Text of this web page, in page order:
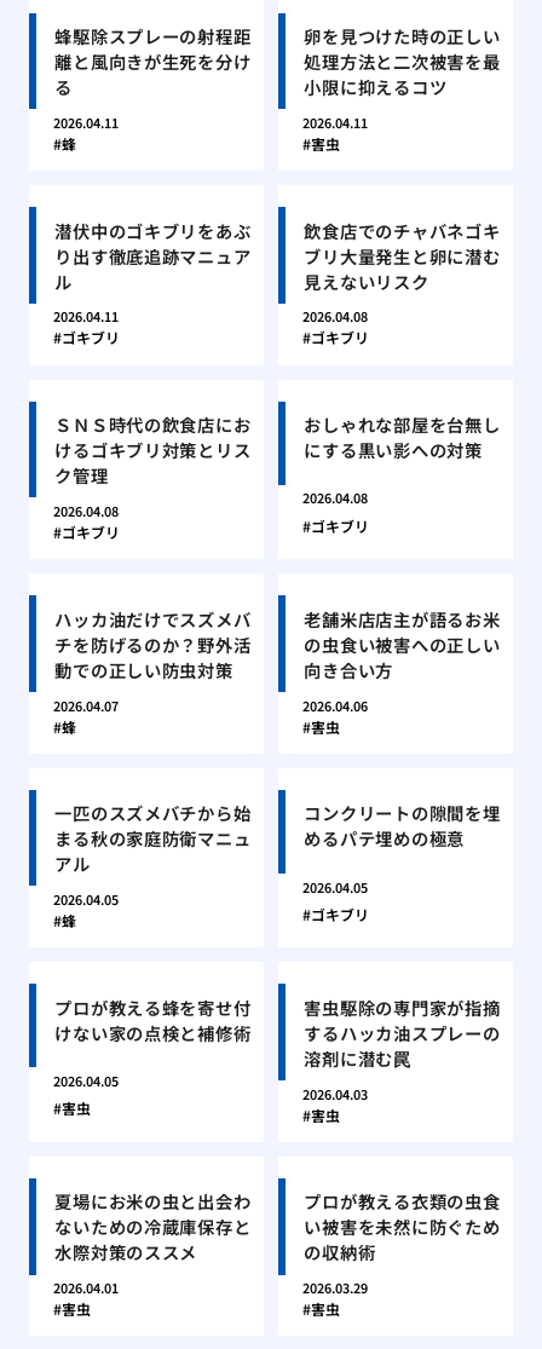
蜂駆除スプレーの射程距
離と風向きが生死を分け
る
2026.04.11
蜂
卵を見つけた時の正しい
処理方法と二次被害を最
小限に抑えるコツ
2026.04.11
害虫
潜伏中のゴキブリをあぶ
り出す徹底追跡マニュア
ル
2026.04.11
ゴキブリ
飲食店でのチャバネゴキ
ブリ大量発生と卵に潜む
見えないリスク
2026.04.08
ゴキブリ
ＳＮＳ時代の飲食店にお
けるゴキブリ対策とリス
ク管理
2026.04.08
ゴキブリ
おしゃれな部屋を台無し
にする黒い影への対策
2026.04.08
ゴキブリ
ハッカ油だけでスズメバ
チを防げるのか？野外活
動での正しい防虫対策
2026.04.07
蜂
老舗米店店主が語るお米
の虫食い被害への正しい
向き合い方
2026.04.06
害虫
一匹のスズメバチから始
まる秋の家庭防衛マニュ
アル
2026.04.05
蜂
コンクリートの隙間を埋
めるパテ埋めの極意
2026.04.05
ゴキブリ
プロが教える蜂を寄せ付
けない家の点検と補修術
2026.04.05
害虫
害虫駆除の専門家が指摘
するハッカ油スプレーの
溶剤に潜む罠
2026.04.03
害虫
夏場にお米の虫と出会わ
ないための冷蔵庫保存と
水際対策のススメ
2026.04.01
害虫
プロが教える衣類の虫食
い被害を未然に防ぐため
の収納術
2026.03.29
害虫